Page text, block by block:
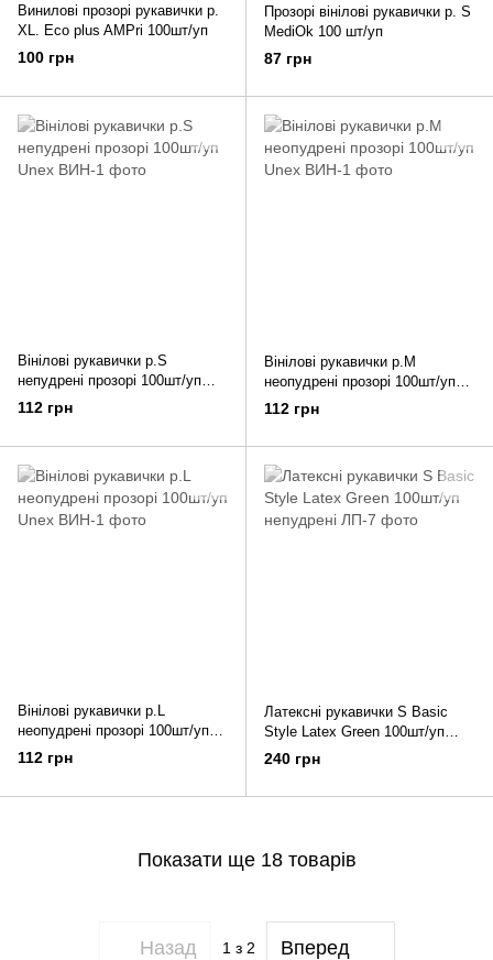
Винилові прозорі рукавички р.
XL. Eco plus AMPri 100шт/уп
100 грн
Прозорі вінілові рукавички р. S
MediOk 100 шт/уп
87 грн
Вінілові рукавички р.S
непудрені прозорі 100шт/уп
Unex
112 грн
Вінілові рукавички р.М
неопудрені прозорі 100шт/уп
Unex
112 грн
Вінілові рукавички р.L
неопудрені прозорі 100шт/уп
Unex
112 грн
Латексні рукавички S Basic
Style Latex Green 100шт/уп
непудрені
240 грн
Показати ще 18 товарів
Назад 1з 2 Вперед